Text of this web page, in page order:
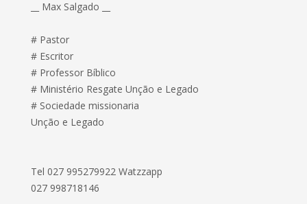
__ Max Salgado __
# Pastor
# Escritor
# Professor Bíblico
# Ministério Resgate Unção e Legado
# Sociedade missionaria
Unção e Legado
Tel 027 995279922 Watzzapp
027 998718146